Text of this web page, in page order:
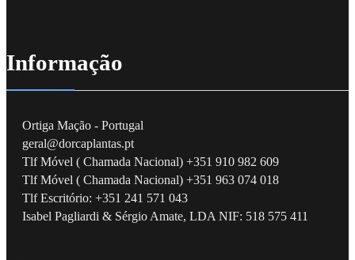
Informação
Ortiga Mação - Portugal
geral@dorcaplantas.pt
Tlf Móvel ( Chamada Nacional) +351 910 982 609
Tlf Móvel ( Chamada Nacional) +351 963 074 018
Tlf Escritório: +351 241 571 043
Isabel Pagliardi & Sérgio Amate, LDA NIF: 518 575 411